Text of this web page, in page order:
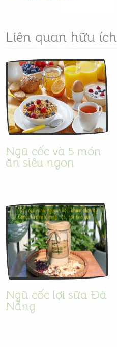
Liên quan hữu ích
Ngũ cốc và 5 món
ăn siêu ngon
Ngũ cốc lợi sữa Đà
Nẵng